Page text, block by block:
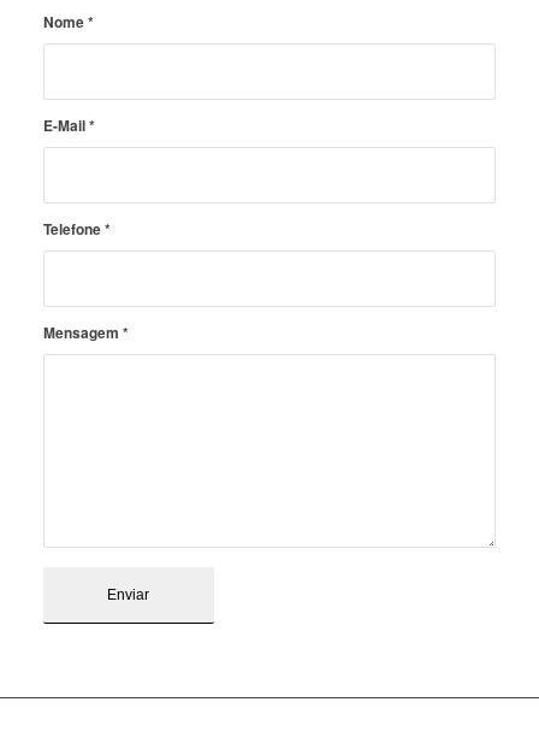
Nome*
E-Mail*
Telefone*
Mensagem *